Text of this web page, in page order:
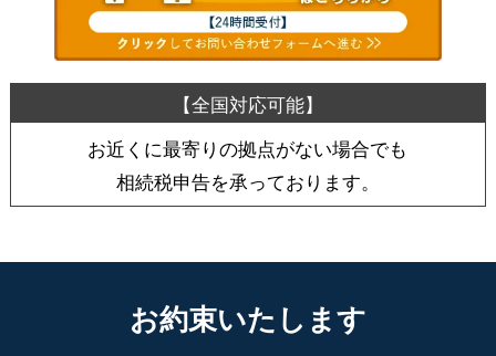
お近くに最寄りの拠点がない場合でも
相続税申告を承っております。
お約束いたします